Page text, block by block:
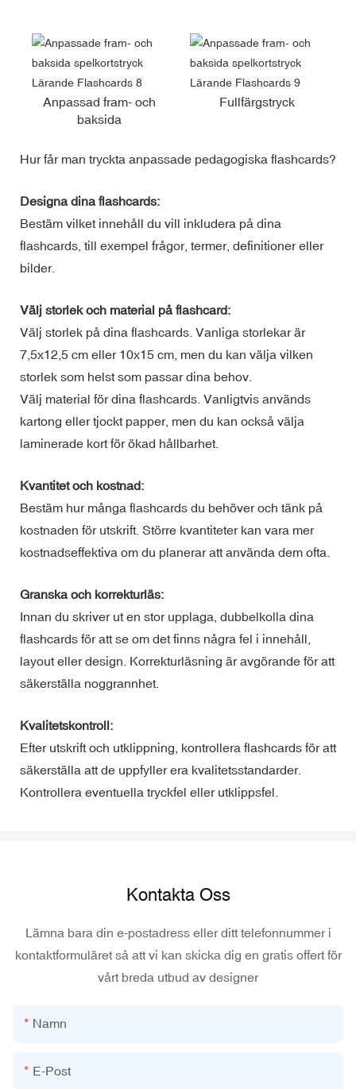
Anpassad fram- och
baksida
Fullfärgstryck
Hur får man tryckta anpassade pedagogiska flashcards?
Designa dina flashcards:
Bestäm vilket innehåll du vill inkludera på dina
flashcards, till exempel frågor, termer, definitioner eller
bilder.
Välj storlek och material på flashcard:
Välj storlek på dina flashcards. Vanliga storlekar är
7,5x12,5 cm eller 10x15 cm, men du kan välja vilken
storlek som helst som passar dina behov.
Välj material för dina flashcards. Vanligtvis används
kartong eller tjockt papper, men du kan också välja
laminerade kort för ökad hållbarhet.
Kvantitet och kostnad:
Bestäm hur många flashcards du behöver och tänk på
kostnaden för utskrift. Större kvantiteter kan vara mer
kostnadseffektiva om du planerar att använda dem ofta.
Granska och korrekturläs:
Innan du skriver ut en stor upplaga, dubbelkolla dina
flashcards för att se om det finns några fel i innehåll,
layout eller design. Korrekturläsning är avgörande för att
säkerställa noggrannhet.
Kvalitetskontroll:
Efter utskrift och utklippning, kontrollera flashcards för att
säkerställa att de uppfyller era kvalitetsstandarder.
Kontrollera eventuella tryckfel eller utklippsfel.
Kontakta Oss
Lämna bara din e-postadress eller ditt telefonnummer i
kontaktformuläret så att vi kan skicka dig en gratis offert för
vårt breda utbud av designer
Namn
E-Post